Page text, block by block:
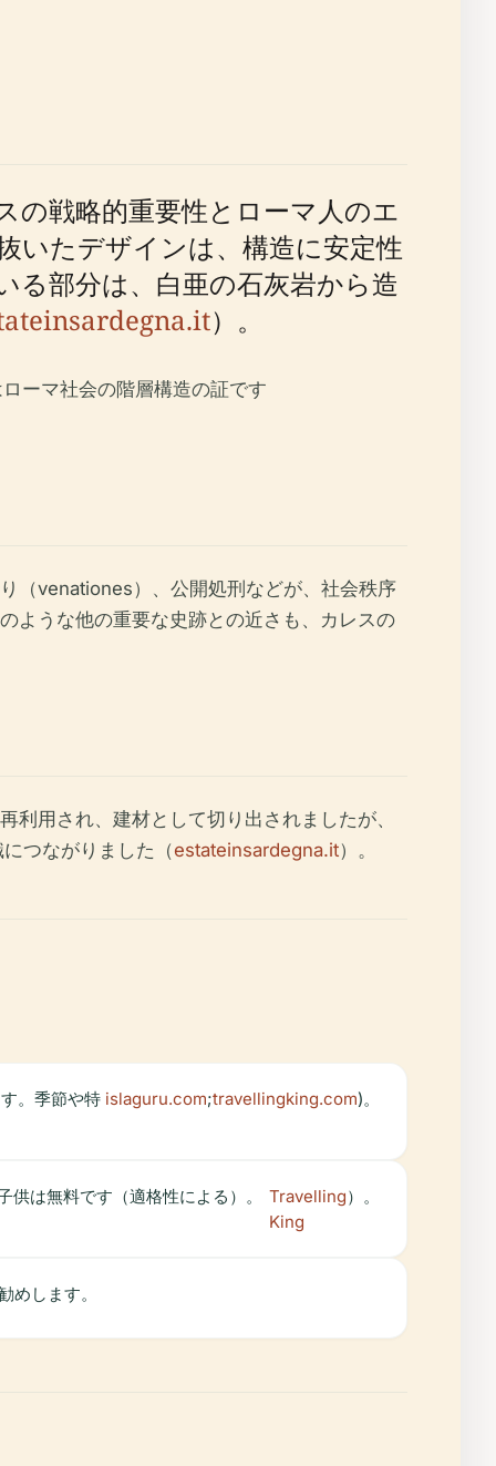
の戦略的重要性とローマ人のエ
いたデザインは、構造に安定性
る部分は、白亜の石灰岩から造
）。
ーマ社会の階層構造の証です
（venationes）、公開処刑などが、社会秩序
ような他の重要な史跡との近さも、カレスの
用され、建材として切り出されましたが、
つながりました（estateinsardegna.it）。
。季節や特 islaguru.com;travellingking.com)。
は無料です（適格性による）。
Travelling
King
）。
します。